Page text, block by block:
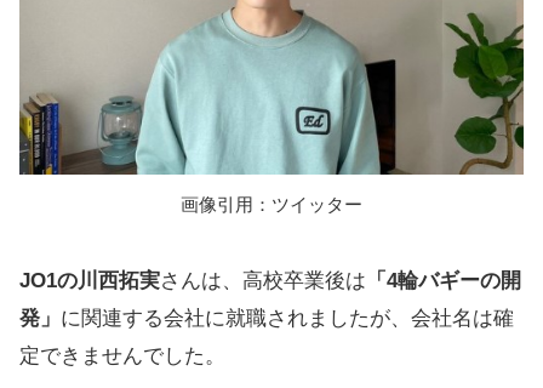
画像引用：ツイッター
JO1の川西拓実さんは、高校卒業後は 「4輪バギーの開
発」 に関連する会社に就職されましたが、会社名は確
定できませんでした。